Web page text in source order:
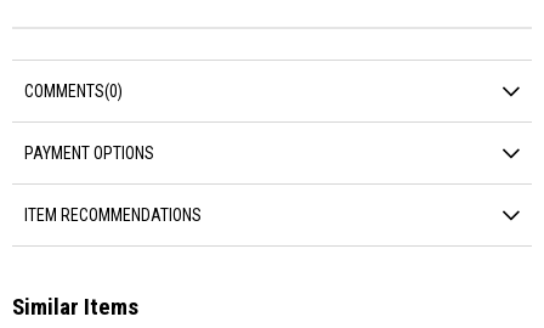
COMMENTS(0)
PAYMENT OPTIONS
ITEM RECOMMENDATIONS
Similar Items